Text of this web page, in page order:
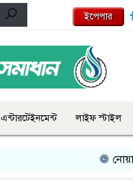
ইপেপার
এন্টারটেইনমেন্ট লাইফ স্টাইল